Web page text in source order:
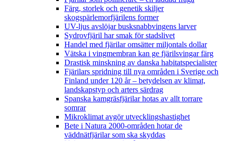
Färg, storlek och genetik skiljer
skogspärlemorfjärilens former
UV-ljus avslöjar busksnabbvingens larver
Sydrovfjäril har smak för stadslivet
Handel med fjärilar omsätter miljontals dollar
Vätska i vingmembran kan ge fjärilsvingar färg
Drastisk minskning av danska habitatspecialister
Fjärilars spridning till nya områden i Sverige och
Finland under 120 år– betydelsen av klimat,
landskapstyp och arters särdrag
Spanska kamgräsfjärilar hotas av allt torrare
somrar
Mikroklimat avgör utvecklingshastighet
Bete i Natura 2000-områden hotar de
väddnätfjärilar som ska skyddas